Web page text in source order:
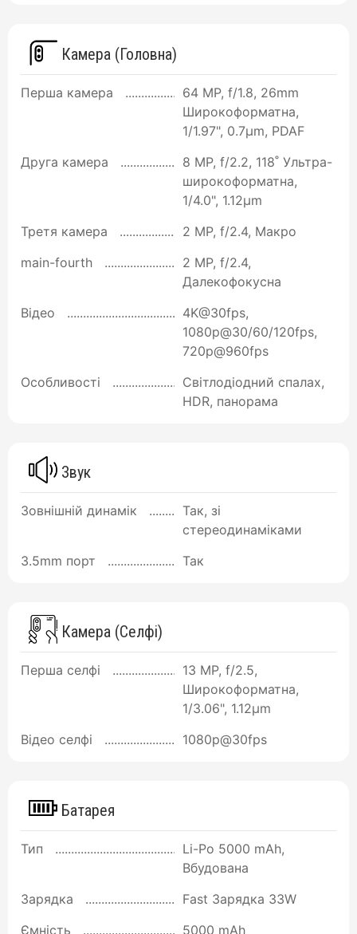
Камера (Головна)
Перша камера
64 MP, f/1.8, 26mm
Широкоформатна,
1/1.97", 0.7µm, PDAF
Друга камера
8 MP, f/2.2, 118˚ Ультра-
широкоформатна,
1/4.0", 1.12µm
Третя камера
2 MP, f/2.4, Макро
main-fourth
2 MP, f/2.4,
Далекофокусна
Відео
4K@30fps,
1080p@30/60/120fps,
720p@960fps
Особливості
Світлодіодний спалах,
HDR, панорама
Звук
Зовнішній динамік
Так, зі
стереодинаміками
3.5mm порт
Так
Камера (Селфі)
Перша селфі
13 MP, f/2.5,
Широкоформатна,
1/3.06", 1.12µm
Відео селфі
1080p@30fps
Батарея
Тип
Li-Po 5000 mAh,
Вбудована
Зарядка
Fast Зарядка 33W
Ємність
5000 mAh